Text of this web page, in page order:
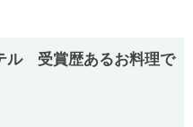
ル 受賞歴あるお料理で
価